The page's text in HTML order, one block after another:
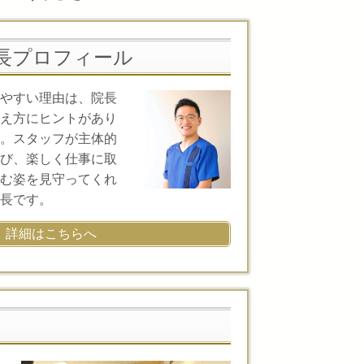
プロフィール
すい理由は、院長
方にヒントがあり
スタッフが主体的
、楽しく仕事に取
姿を見守ってくれ
です。
詳細はこちらへ